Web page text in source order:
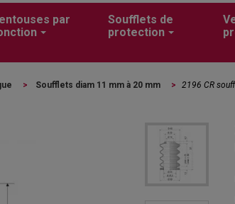
par
Soufflets de
protection
> Soufflets diam 11 mm à 20 mm > 2196 CR